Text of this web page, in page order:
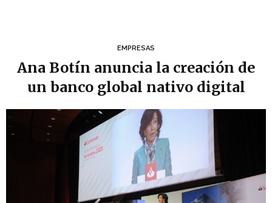
EMPRESAS
Ana Botín anuncia la creación de
un banco global nativo digital